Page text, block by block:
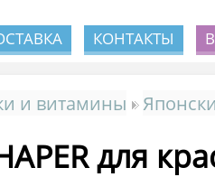
КОНТАКТЫ
и витамины
для